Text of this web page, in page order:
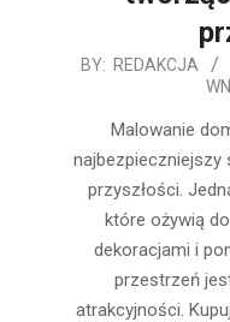
2020-
BY: REDAKCJA
Malowanie
najbezpieczniejszy
przyszłości.
które ożywią
dekoracjami i
przestrzeń
atrakcyjności.